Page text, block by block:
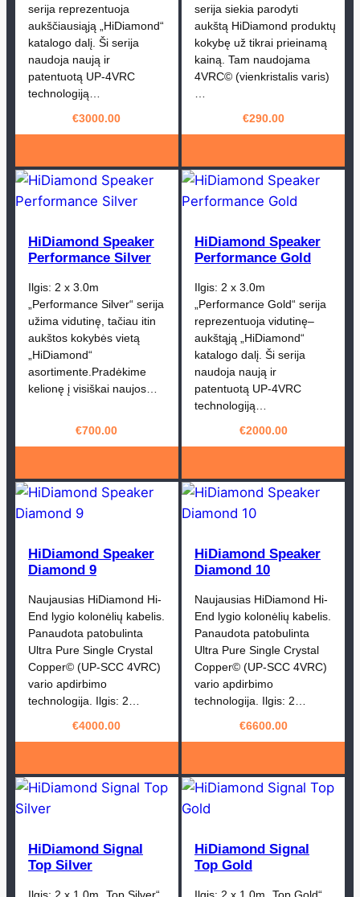
serija reprezentuoja
aukščiausiąją „HiDiamond“
katalogo dalį. Ši serija
naudoja naują ir
patentuotą UP-4VRC
technologiją…
€3000.00
serija siekia parodyti
aukštą HiDiamond produktų
kokybę už tikrai prieinamą
kainą. Tam naudojama
4VRC© (vienkristalis varis)
€290.00
HiDiamond Speaker
Performance Silver
Ilgis: 2 x 3.0m
„Performance Silver“ serija
užima vidutinę, tačiau itin
aukštos kokybės vietą
„HiDiamond“
asortimente.Pradėkime
kelionę į visiškai naujos…
€700.00
HiDiamond Speaker
Performance Gold
Ilgis: 2 x 3.0m
„Performance Gold“ serija
reprezentuoja vidutinę–
aukštąją „HiDiamond“
katalogo dalį. Ši serija
naudoja naują ir
patentuotą UP-4VRC
technologiją…
€2000.00
HiDiamond Speaker
Diamond 9
Naujausias HiDiamond Hi-
End lygio kolonėlių kabelis.
Panaudota patobulinta
Ultra Pure Single Crystal
Copper© (UP-SCC 4VRC)
vario apdirbimo
technologija. Ilgis: 2…
€4000.00
HiDiamond Speaker
Diamond 10
Naujausias HiDiamond Hi-
End lygio kolonėlių kabelis.
Panaudota patobulinta
Ultra Pure Single Crystal
Copper© (UP-SCC 4VRC)
vario apdirbimo
technologija. Ilgis: 2…
€6600.00
HiDiamond Signal
Top Silver
Ilgis: 2 x 1.0m „Top Silver“
HiDiamond Signal
Top Gold
Ilgis: 2 x 1.0m „Top Gold“